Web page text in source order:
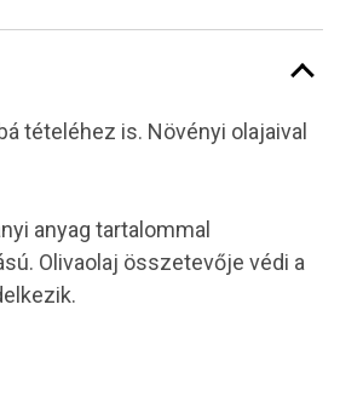
tételéhez is. Növényi olajaival
anyag tartalommal
Olivaolaj összetevője védi a